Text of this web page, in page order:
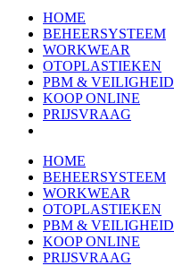
HOME
BEHEERSYSTEEM
WORKWEAR
OTOPLASTIEKEN
PBM & VEILIGHEID
KOOP ONLINE
PRIJSVRAAG
HOME
BEHEERSYSTEEM
WORKWEAR
OTOPLASTIEKEN
PBM & VEILIGHEID
KOOP ONLINE
PRIJSVRAAG